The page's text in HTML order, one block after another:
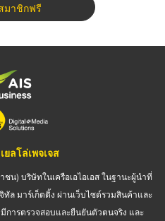
มาชิกฟรี
ลโล่เพจเจส
น) บริษัทในเครือเอไอเอส ในฐานะผู้นำที่
มาร์เก็ตติ้ง ผ่านเว็บไซต์รวมสินค้าและ
การตรวจสอบและยืนยันตัวตนจริง และ